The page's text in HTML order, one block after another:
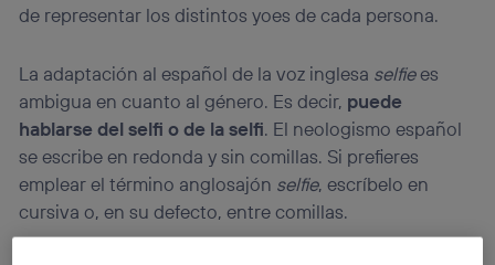
de representar los distintos yoes de cada persona.
La adaptación al español de la voz inglesa selfiees
ambigua en cuanto al género. Es decir, puede
hablarse del selfi o de la selfi. El neologismo español
se escribe en redonda y sin comillas. Si prefieres
emplear el término anglosajón selfie, escríbelo en
cursiva o, en su defecto, entre comillas.